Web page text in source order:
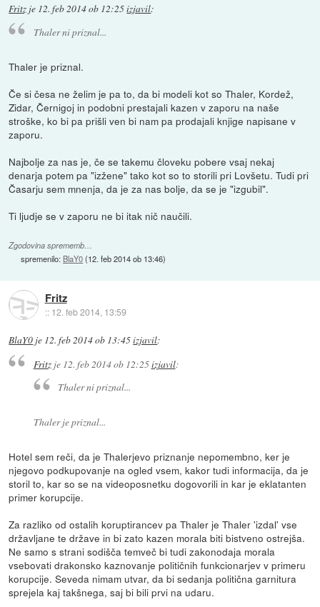
Fritz je 12. feb 2014 ob 12:25izjavil:
Thaler ni priznal...
Thaler je priznal.
Če si česa ne želim je pa to, da bi modeli kot so Thaler, Kordež,
Zidar, Černigoj in podobni prestajali kazen v zaporu na naše
stroške, ko bi pa prišli ven bi nam pa prodajali knjige napisane v
zaporu.
Najbolje za nas je, če se takemu človeku pobere vsaj nekaj
denarja potem pa "izžene" tako kot so to storili pri Lovšetu. Tudi pri
Časarju sem mnenja, da je za nas bolje, da se je "izgubil".
Ti ljudje se v zaporu ne bi itak nič naučili.
Zgodovina sprememb…
spremenilo: BlaY0(12. feb 2014 ob 13:46)
Fritz
:: 12. feb 2014, 13:59
BlaY0 je 12. feb 2014 ob 13:45izjavil:
Fritzje 12. feb 2014 ob 12:25izjavil:
Thaler ni priznal...
Thaler je priznal...
Hotel sem reči, da je Thalerjevo priznanje nepomembno, ker je
njegovo podkupovanje na ogled vsem, kakor tudi informacija, da je
storil to, kar so se na videoposnetku dogovorili in kar je eklatanten
primer korupcije.
Za razliko od ostalih koruptirancev pa Thaler je Thaler 'izdal' vse
državljane te države in bi zato kazen morala biti bistveno ostrejša.
Ne samo s strani sodišča temveč bi tudi zakonodaja morala
vsebovati drakonsko kaznovanje političnih funkcionarjev v primeru
korupcije. Seveda nimam utvar, da bi sedanja politična garnitura
sprejela kaj takšnega, saj bi bili prvi na udaru.